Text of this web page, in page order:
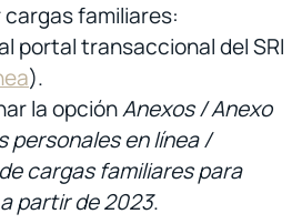
familiares:
portal transaccional del SRI
).
la opciónAnexos / Anexo
personales en línea /
cargas familiares para
partir de 2023.